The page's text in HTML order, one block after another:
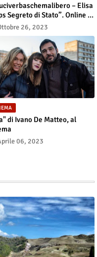
– Elisa
Segreto di Stato”. Online il
film 26, 2023
di Ivano De Matteo, al
06, 2023